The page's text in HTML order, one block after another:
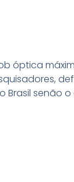
óptica
senão o